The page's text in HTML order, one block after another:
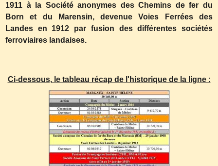
1911 à la Société anonymes des Chemins de fer du
Born et du Marensin, devenue Voies Ferrées des
Landes en 1912 par fusion des différentes sociétés
ferroviaires landaises.
Ci-dessous, le tableau récap de l'historique de la ligne :